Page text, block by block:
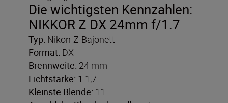
Die wichtigsten Kennzahlen:
NIKKOR Z DX 24mm f/1.7
Typ: Nikon-Z-Bajonett
Format: DX
Brennweite: 24 mm
Lichtstärke: 1:1,7
Kleinste Blende: 11